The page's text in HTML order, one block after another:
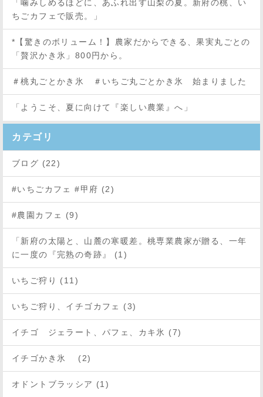
「噛みしめるほどに、あふれ出す山梨の夏。新府の桃、い
ちごカフェで販売。」
*【驚きのボリューム！】農家だからできる、果実丸ごとの
「贅沢かき氷」800円から。
＃桃丸ごとかき氷 ＃いちご丸ごとかき氷 始まりました
「ようこそ、夏に向けて『楽しい農業』へ」
カテゴリ
ブログ (22)
#いちごカフェ #甲府 (2)
#農園カフェ (9)
「新府の太陽と、山麓の寒暖差。桃専業農家が贈る、一年
に一度の『完熟の奇跡』 (1)
いちご狩り (11)
いちご狩り、イチゴカフェ (3)
イチゴ ジェラート、パフェ、カキ氷 (7)
イチゴかき氷 (2)
オドントブラッシア (1)